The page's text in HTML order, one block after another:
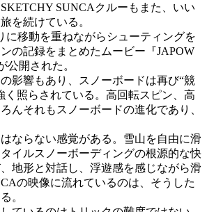
SUNCAクルーもまた、いい
を続けている。
に移動を重ねながらシューティングを
の記録をまとめたムービー『JAPOW
公開された。
影響もあり、スノーボードは再び“競
く照らされている。高回転スピン、高
んそれもスノーボードの進化であり、
ならない感覚がある。雪山を自由に滑
イルスノーボーディングの根源的な快
地形と対話し、浮遊感を感じながら滑
の映像に流れているのは、そうした
。